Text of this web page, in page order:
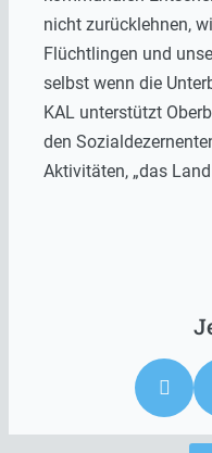
nicht zurücklehnen,
Flüchtlingen und
selbst wenn die
KAL unterstützt
den
Aktivitäten, „das